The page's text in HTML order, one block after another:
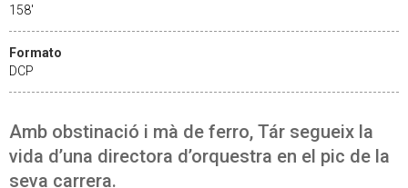
158'
Formato
DCP
Amb obstinació i mà de ferro, Tár segueix la
vida d’una directora d’orquestra en el pic de la
seva carrera.